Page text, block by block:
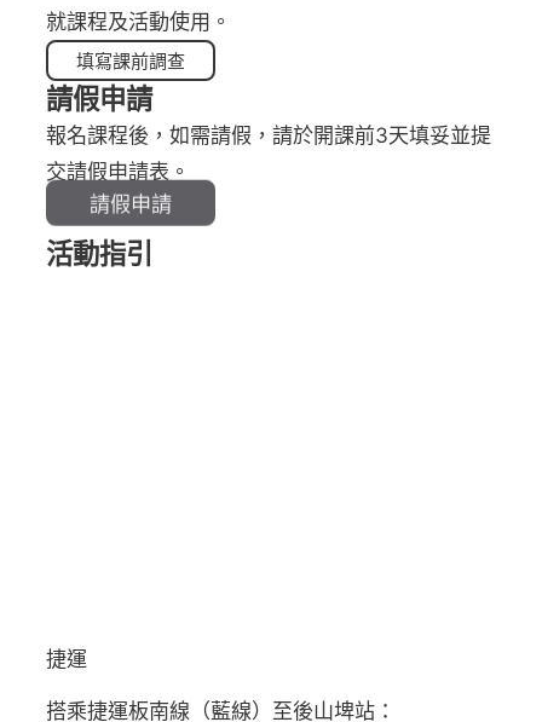
就課程及活動使用。
填寫課前調查
請假申請
報名課程後，如需請假，請於開課前3天填妥並提
交請假申請表。
請假申請
活動指引
捷運
搭乘捷運板南線（藍線）至後山埤站：